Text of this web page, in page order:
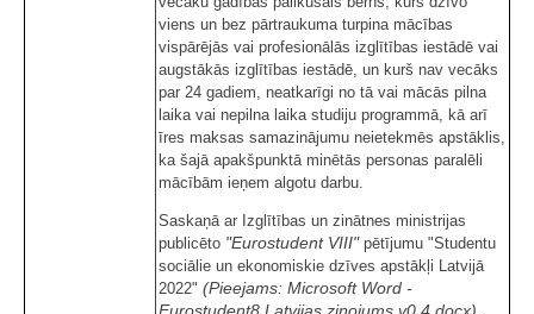
viens un bez pārtraukuma turpina mācības
vispārējās vai profesionālās izglītības iestādē vai
augstākās izglītības iestādē, un kurš nav vecāks
par 24 gadiem, neatkarīgi no tā vai mācās pilna
laika vai nepilna laika studiju programmā, kā arī
īres maksas samazinājumu neietekmēs apstāklis,
ka šajā apakšpunktā minētās personas paralēli
mācībām ieņem algotu darbu.
Saskaņā ar Izglītības un zinātnes ministrijas
publicēto "Eurostudent VIII"pētījumu "Studentu
sociālie un ekonomiskie dzīves apstākļi Latvijā
2022" (Pieejams: Microsoft Word -